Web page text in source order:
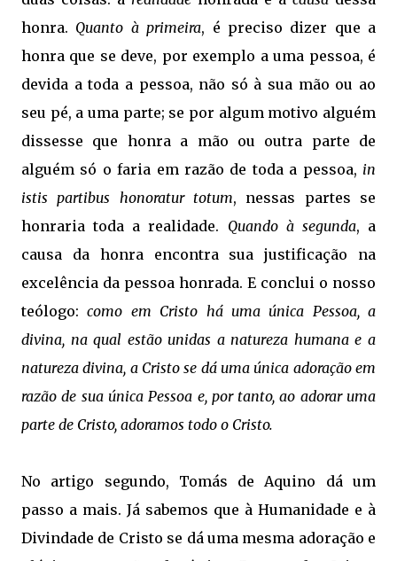
honra. Quanto à primeira, é preciso dizer que a
honra que se deve, por exemplo a uma pessoa, é
devida a toda a pessoa, não só à sua mão ou ao
seu pé, a uma parte; se por algum motivo alguém
dissesse que honra a mão ou outra parte de
alguém só o faria em razão de toda a pessoa, in
istis partibus honoratur totum, nessas partes se
honraria toda a realidade. Quando à segunda, a
causa da honra encontra sua justificação na
excelência da pessoa honrada. E conclui o nosso
teólogo:como em Cristo há uma única Pessoa, a
divina, na qual estão unidas a natureza humana e a
natureza divina, a Cristo se dá uma única adoração em
razão de sua única Pessoa e, por tanto, ao adorar uma
parte de Cristo, adoramos todo o Cristo.
No artigo segundo, Tomás de Aquino dá um
passo a mais. Já sabemos que à Humanidade e à
Divindade de Cristo se dá uma mesma adoração e